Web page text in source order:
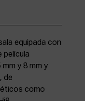
equipada con
película
y 8 mm y
de
como